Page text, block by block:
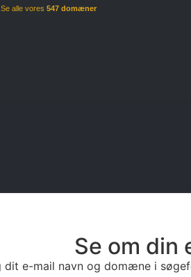
Se alle vores 547 domæner
Se om din
e-mail navn og domæne i